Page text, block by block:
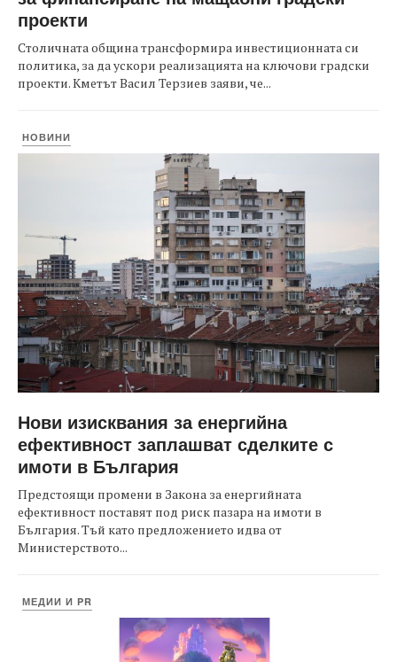
проекти
Столичната община трансформира инвестиционната си
политика, за да ускори реализацията на ключови градски
проекти. Кметът Васил Терзиев заяви, че...
НОВИНИ
Нови изисквания за енергийна
ефективност заплашват сделките с
имоти в България
Предстоящи промени в Закона за енергийната
ефективност поставят под риск пазара на имоти в
България. Тъй като предложението идва от
Министерството...
МЕДИИ И PR